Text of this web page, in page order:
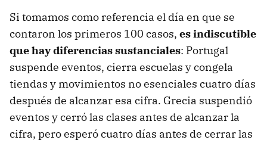
Si tomamos como referencia el día en que se
contaron los primeros 100 casos, es indiscutible
que hay diferencias sustanciales: Portugal
suspende eventos, cierra escuelas y congela
tiendas y movimientos no esenciales cuatro días
después de alcanzar esa cifra. Grecia suspendió
eventos y cerró las clases antes de alcanzar la
cifra, pero esperó cuatro días antes de cerrar las